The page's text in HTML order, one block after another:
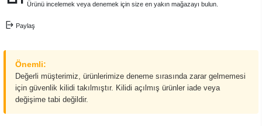
Ürünü incelemek veya denemek için size en yakın mağazayı bulun.
Paylaş
Önemli:
Değerli müşterimiz, ürünlerimize deneme sırasında zarar gelmemesi
için güvenlik kilidi takılmıştır. Kilidi açılmış ürünler iade veya
değişime tabi değildir.